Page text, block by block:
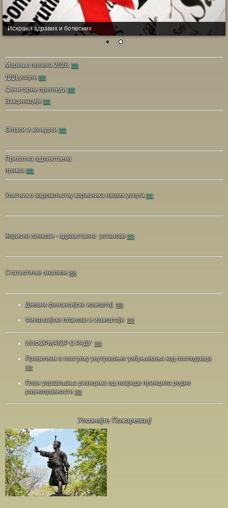
Исхрана здравих и болесних
Мерење полена 2026.>>
ДДД услуге>>
Санитарни прегледи>>
Вакцинације>>
Огласи и конкурси>>
Приватна здравствена
пракса>>
Упитник о задовољству корисника наших услуга>>
Корисни линкови - здравствене установе >>
Статистичке анализе>>
Дневни финансијски извештај>>
Финансијски планови и извештаји>>
ИНФОРМАТОР О РАДУ>>
Правилник о поступку унутрашњег узбуњивања код послодавца
>>
План управљања ризицима од повреде принципа родне
равноправности>>
Упознајте Пожаревац!